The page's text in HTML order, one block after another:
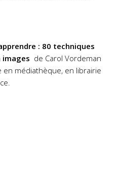
: 80 techniques
images de Carol Vordeman
en médiathèque, en librairie